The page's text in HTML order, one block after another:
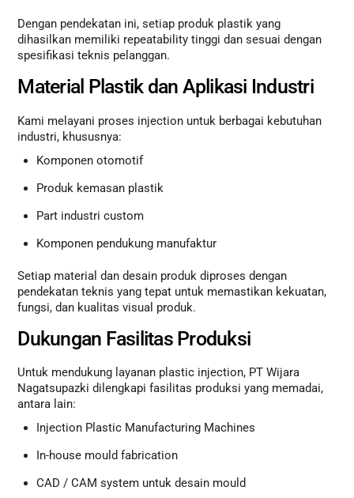
Dengan pendekatan ini, setiap produk plastik yang
dihasilkan memiliki repeatability tinggi dan sesuai dengan
spesifikasi teknis pelanggan.
Material Plastik dan Aplikasi Industri
Kami melayani proses injection untuk berbagai kebutuhan
industri, khususnya:
Komponen otomotif
Produk kemasan plastik
Part industri custom
Komponen pendukung manufaktur
Setiap material dan desain produk diproses dengan
pendekatan teknis yang tepat untuk memastikan kekuatan,
fungsi, dan kualitas visual produk.
Dukungan Fasilitas Produksi
Untuk mendukung layanan plastic injection, PT Wijara
Nagatsupazki dilengkapi fasilitas produksi yang memadai,
antara lain:
Injection Plastic Manufacturing Machines
In-house mould fabrication
CAD / CAM system untuk desain mould